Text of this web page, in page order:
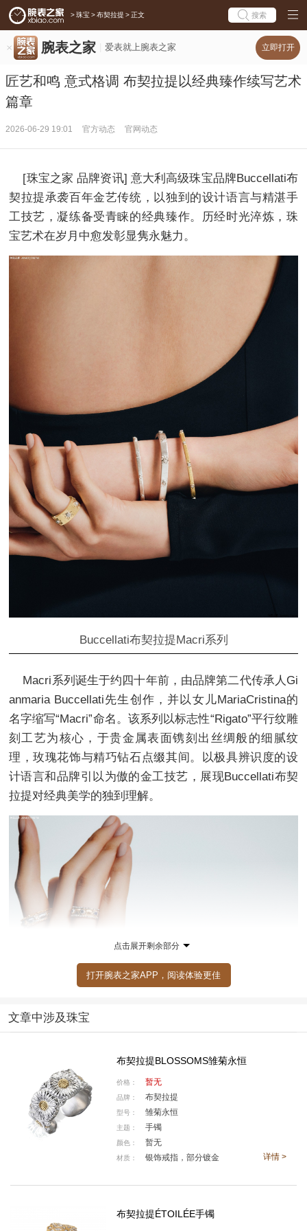
> 珠宝 > 布契拉提 > 正文 搜索
腕表之家 爱表就上腕表之家 立即打开
匠艺和鸣 意式格调 布契拉提以经典臻作续写艺术
篇章
2026-06-29 19:01 官方动态 官网动态
[珠宝之家 品牌资讯] 意大利高级珠宝品牌Buccellati布
契拉提承袭百年金艺传统，以独到的设计语言与精湛手
工技艺，凝练备受青睐的经典臻作。历经时光淬炼，珠
宝艺术在岁月中愈发彰显隽永魅力。
Buccellati布契拉提Macri系列
Macri系列诞生于约四十年前，由品牌第二代传承人Gi
anmaria Buccellati先生创作，并以女儿MariaCristina的
名字缩写“Macri”命名。该系列以标志性“Rigato”平行纹雕
刻工艺为核心，于贵金属表面镌刻出丝绸般的细腻纹
理，玫瑰花饰与精巧钻石点缀其间。以极具辨识度的设
计语言和品牌引以为傲的金工技艺，展现Buccellati布契
拉提对经典美学的独到理解。
Buccellati布契拉提Macri Capri和Macri Positano系列
点击展开剩余部分
打开腕表之家APP，阅读体验更佳
文章中涉及珠宝
布契拉提BLOSSOMS雏菊永恒
价格： 暂无
品牌： 布契拉提
型号： 雏菊永恒
主题： 手镯
颜色： 暂无
材质： 银饰戒指，部分镀金 详情 >
布契拉提ÉTOILÉE手镯